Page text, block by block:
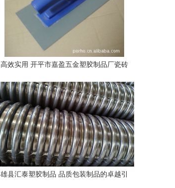
高效实用 开平市嘉盈五金塑胶制品厂瓷砖
雄县汇泰塑胶制品 品质包装制品的卓越引